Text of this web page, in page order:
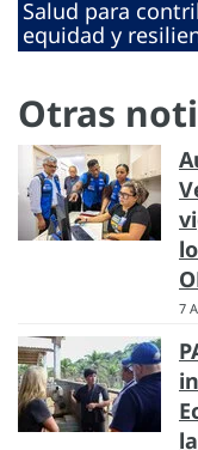
Salud para
equidad y
Otras
7